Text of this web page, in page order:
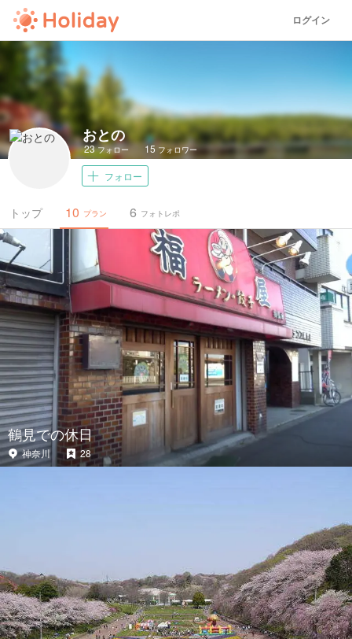
ログイン
おとの
23フォロー 15 フォロワー
フォロー
トップ プラン
10 フォトレポ
6
鶴見での休日
神奈川 28